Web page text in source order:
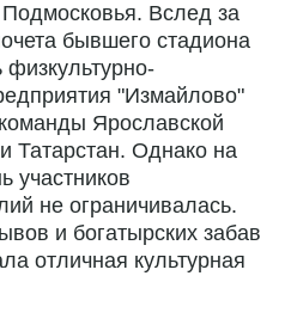
Подмосковья. Вслед за
бывшего стадиона
"Измайлово"
Ярославской
Татарстан. Однако на
участников
не ограничивалась.
и богатырских забав
отличная культурная